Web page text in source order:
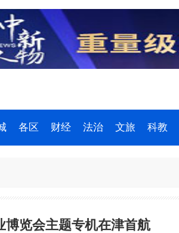
各区 财经 法治 文旅 科教
博览会主题专机在津首航